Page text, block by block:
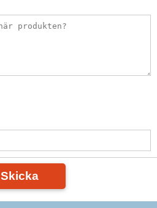
Skicka